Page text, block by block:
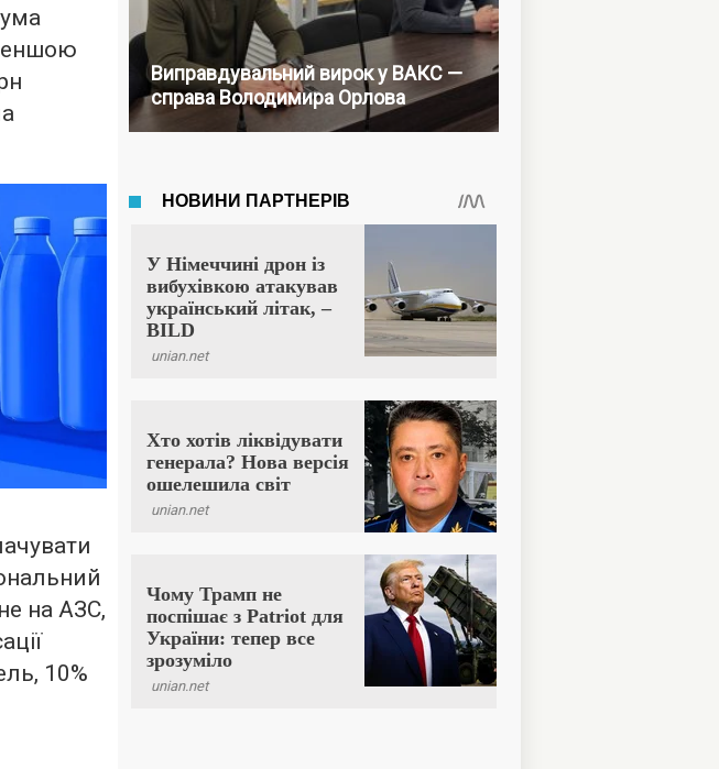
на АЗС,
10%
Виправдувальний вирок у ВАКС —
справа Володимира Орлова